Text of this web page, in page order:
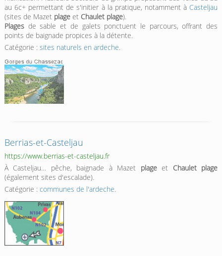
au 6c+ permettant de s'initier à la pratique, notamment à Casteljau
(sites de Mazet plageet Chaulet plage).
Plagesde sable et de galets ponctuent le parcours, offrant des
points de baignade propices à la détente.
Catégorie : sites naturels en ardeche.
Berrias-et-Casteljau
https://www.berrias-et-casteljau.fr
À Casteljau… pêche, baignade à Mazet plageet Chaulet plage
(également sites d'escalade).
Catégorie : communes de l'ardeche.